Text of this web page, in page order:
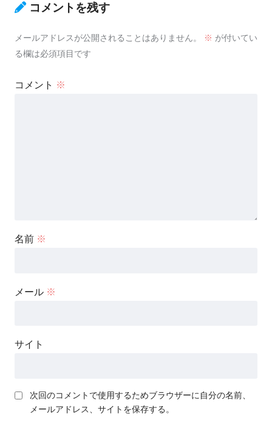
コメントを残す
メールアドレスが公開されることはありません。 ※ が付いてい
る欄は必須項目です
コメント ※
名前 ※
メール ※
サイト
次回のコメントで使用するためブラウザーに自分の名前、
メールアドレス、サイトを保存する。